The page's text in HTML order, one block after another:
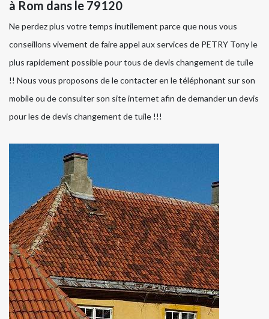
à Rom dans le 79120
Ne perdez plus votre temps inutilement parce que nous vous
conseillons vivement de faire appel aux services de PETRY Tony le
plus rapidement possible pour tous de devis changement de tuile
!! Nous vous proposons de le contacter en le téléphonant sur son
mobile ou de consulter son site internet afin de demander un devis
pour les de devis changement de tuile !!!